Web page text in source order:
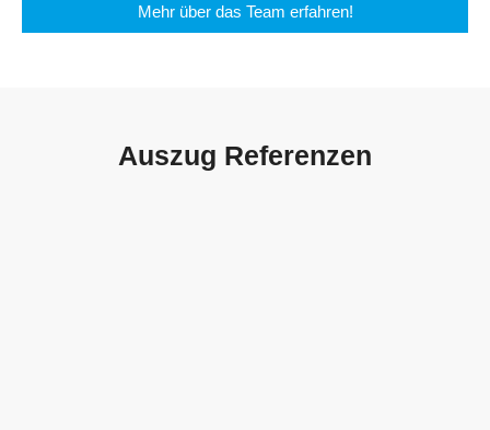
Mehr über das Team erfahren!
Auszug Referenzen